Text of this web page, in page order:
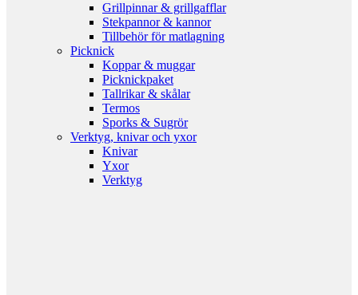
Grillpinnar & grillgafflar
Stekpannor & kannor
Tillbehör för matlagning
Picknick
Koppar & muggar
Picknickpaket
Tallrikar & skålar
Termos
Sporks & Sugrör
Verktyg, knivar och yxor
Knivar
Yxor
Verktyg